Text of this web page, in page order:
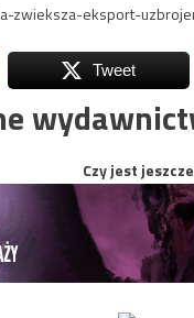
zwieksza-eksport-
Tweet
Czy jest